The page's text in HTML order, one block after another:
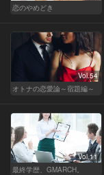
恋のやめどき
Vol.54
オトナの恋愛論～宿題編～
Vol.11
最終学歴、GMARCH。